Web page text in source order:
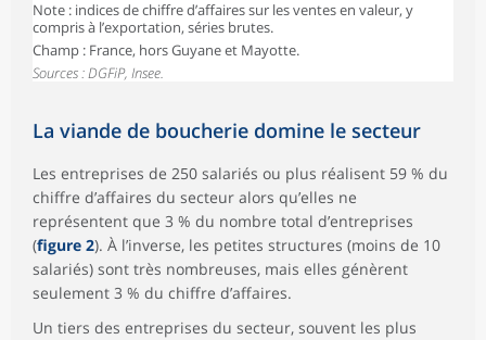
Note : indices de chiffre d’affaires sur les ventes en valeur, y
compris à l’exportation, séries brutes.
Champ : France, hors Guyane et Mayotte.
Sources : DGFiP, Insee.
La viande de boucherie domine le secteur
Les entreprises de 250 salariés ou plus réalisent 59 % du
chiffre d’affaires du secteur alors qu’elles ne
représentent que 3 % du nombre total d’entreprises
(figure 2). À l’inverse, les petites structures (moins de 10
salariés) sont très nombreuses, mais elles génèrent
seulement 3 % du chiffre d’affaires.
Un tiers des entreprises du secteur, souvent les plus